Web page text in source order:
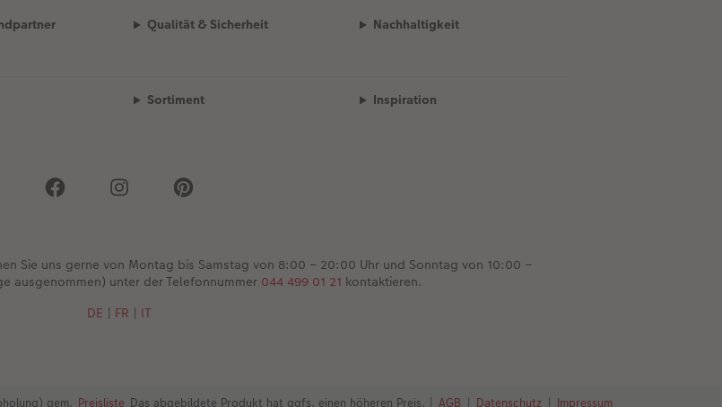
Qualität & Sicherheit Nachhaltigkeit
Sortiment Inspiration
Sie uns gerne von Montag bis Samstag von 8:00 – 20:00 Uhr und Sonntag von 10:00 –
ausgenommen) unter der Telefonnummer 044 499 01 21 kontaktieren.
DE | FR | IT
gem. Preisliste Das abgebildete Produkt hat ggfs. einen höheren Preis. | AGB | Datenschutz | Impressum